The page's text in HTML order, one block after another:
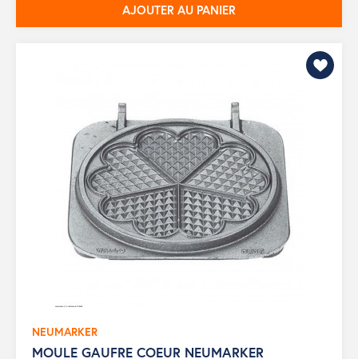
AJOUTER AU PANIER
NEUMARKER
MOULE GAUFRE COEUR NEUMARKER